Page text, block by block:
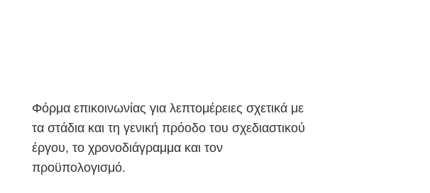
Φόρμα επικοινωνίας για λεπτομέρειες σχετικά με
τα στάδια και τη γενική πρόοδο του σχεδιαστικού
έργου, το χρονοδιάγραμμα και τον
προϋπολογισμό.